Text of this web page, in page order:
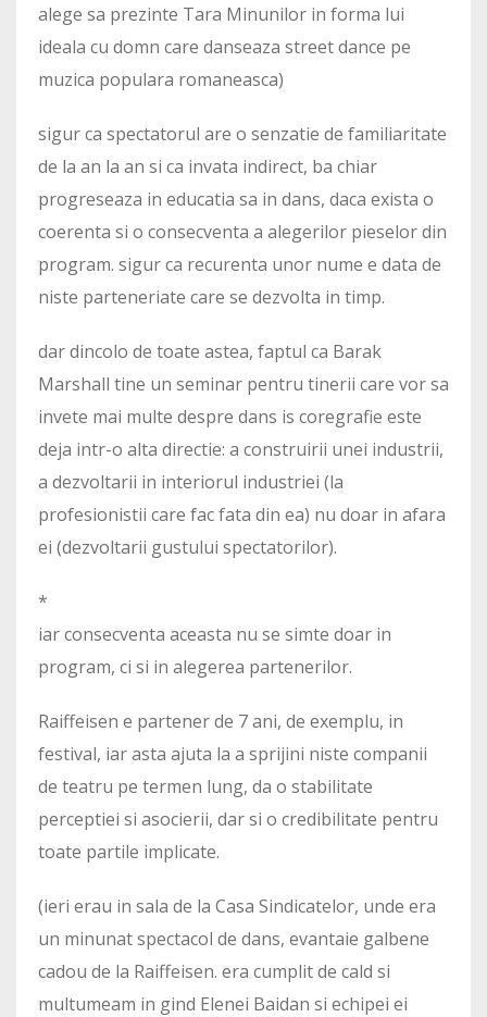
alege sa prezinte Tara Minunilor in forma lui
ideala cu domn care danseaza street dance pe
muzica populara romaneasca)
sigur ca spectatorul are o senzatie de familiaritate
de la an la an si ca invata indirect, ba chiar
progreseaza in educatia sa in dans, daca exista o
coerenta si o consecventa a alegerilor pieselor din
program. sigur ca recurenta unor nume e data de
niste parteneriate care se dezvolta in timp.
dar dincolo de toate astea, faptul ca Barak
Marshall tine un seminar pentru tinerii care vor sa
invete mai multe despre dans is coregrafie este
deja intr-o alta directie: a construirii unei industrii,
a dezvoltarii in interiorul industriei (la
profesionistii care fac fata din ea) nu doar in afara
ei (dezvoltarii gustului spectatorilor).
*
iar consecventa aceasta nu se simte doar in
program, ci si in alegerea partenerilor.
Raiffeisen e partener de 7 ani, de exemplu, in
festival, iar asta ajuta la a sprijini niste companii
de teatru pe termen lung, da o stabilitate
perceptiei si asocierii, dar si o credibilitate pentru
toate partile implicate.
(ieri erau in sala de la Casa Sindicatelor, unde era
un minunat spectacol de dans, evantaie galbene
cadou de la Raiffeisen. era cumplit de cald si
multumeam in gind Elenei Baidan si echipei ei